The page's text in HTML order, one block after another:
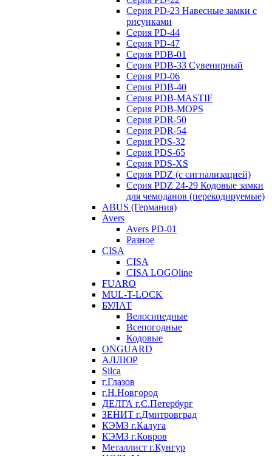
Серия PD-23 Навесные замки с
рисунками
Серия PD-44
Серия PD-47
Серия PDB-01
Серия PDB-33 Сувенирный
Серия PD-06
Серия PDB-40
Серия PDB-MASTIF
Серия PDB-MOPS
Серия PDR-50
Серия PDR-54
Серия PDS-32
Серия PDS-65
Серия PDS-XS
Серия PDZ (с сигнализацией)
Серия PDZ 24-29 Кодовые замки
для чемоданов (перекодируемые)
ABUS (Германия)
Avers
Avers PD-01
Разное
CISA
CISA
CISA LOGOline
FUARO
MUL-T-LOCK
БУЛАТ
Велосипедные
Всепогодные
Кодовые
ONGUARD
АЛЛЮР
Silca
г.Глазов
г.Н.Новгород
ДЕЛГА г.С.Петербург
ЗЕНИТ г.Дмитровград
КЭМЗ г.Калуга
КЭМЗ г.Ковров
Металлист г.Кунгур